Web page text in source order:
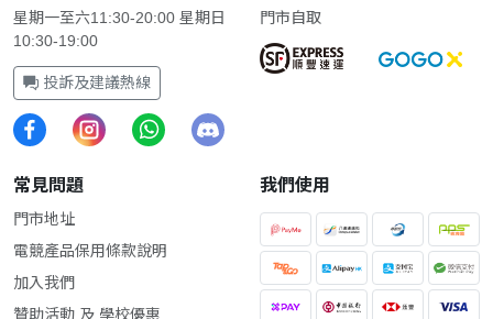
星期一至六11:30-20:00 星期日
10:30-19:00
投訴及建議熱線
門市自取
常見問題
門市地址
電競產品保用條款說明
加入我們
贊助活動 及 學校優惠
我們使用